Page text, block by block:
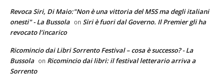
Revoca Siri, Di Maio:"Non è una vittoria del M5S ma degli italiani
onesti" - La Bussola on Siri è fuori dal Governo. Il Premier gli ha
revocato l’incarico
Ricomincio dai Libri Sorrento Festival – cosa è successo? - La
Bussola on Ricomincio dai libri: il festival letterario arriva a
Sorrento